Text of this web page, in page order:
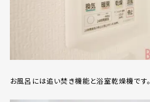
お風呂には追い焚き機能と浴室乾燥機です。